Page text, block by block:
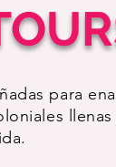
para